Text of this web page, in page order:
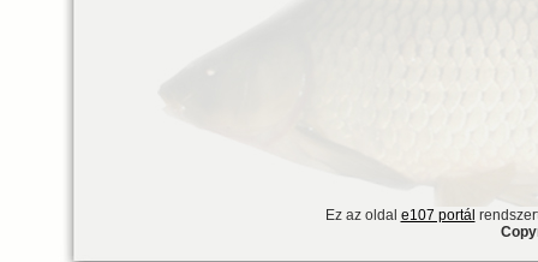
Ez az oldal e107 portál